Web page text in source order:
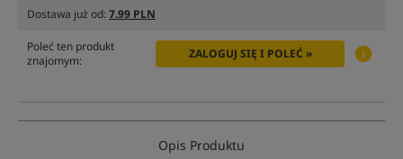
Dostawa już od:7.99 PLN
Poleć ten produkt
znajomym:
ZALOGUJ SIĘ I POLEĆ »
Opis Produktu